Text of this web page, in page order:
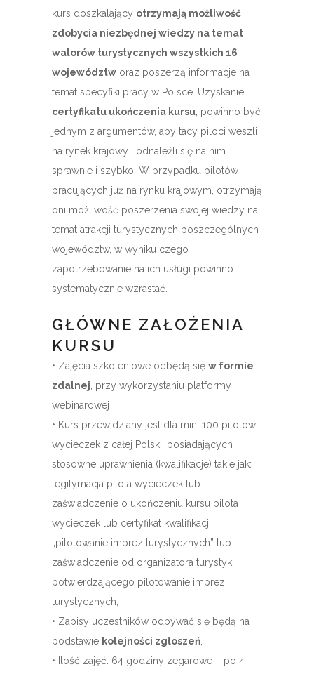
kurs doszkalający otrzymają możliwość
zdobycia niezbędnej wiedzy na temat
walorów turystycznych wszystkich 16
województw oraz poszerzą informacje na
temat specyfiki pracy w Polsce. Uzyskanie
certyfikatu ukończenia kursu , powinno być
jednym z argumentów, aby tacy piloci weszli
na rynek krajowy i odnaleźli się na nim
sprawnie i szybko. W przypadku pilotów
pracujących już na rynku krajowym, otrzymają
oni możliwość poszerzenia swojej wiedzy na
temat atrakcji turystycznych poszczególnych
województw, w wyniku czego
zapotrzebowanie na ich usługi powinno
systematycznie wzrastać.
GŁÓWNE ZAŁOŻENIA
KURSU
• Zajęcia szkoleniowe odbędą się w formie
zdalnej , przy wykorzystaniu platformy
webinarowej
• Kurs przewidziany jest dla min. 100 pilotów
wycieczek z całej Polski, posiadających
stosowne uprawnienia (kwalifikacje) takie jak:
legitymacja pilota wycieczek lub
zaświadczenie o ukończeniu kursu pilota
wycieczek lub certyfikat kwalifikacji
„pilotowanie imprez turystycznych” lub
zaświadczenie od organizatora turystyki
potwierdzającego pilotowanie imprez
turystycznych,
• Zapisy uczestników odbywać się będą na
podstawie kolejności zgłoszeń
• Ilość zajęć: 64 godziny zegarowe – po 4